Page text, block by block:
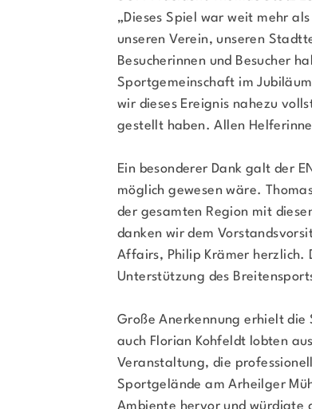
„Dieses Spiel war weit mehr
unseren Verein, unseren
Besucherinnen und Besucher
Sportgemeinschaft im
wir dieses Ereignis nahezu
gestellt haben. Allen
Ein besonderer Dank galt der
möglich gewesen wäre.
der gesamten Region mit
danken wir dem
Affairs, Philip Krämer herzlich.
Unterstützung des
Große Anerkennung erhielt die
auch Florian Kohfeldt lobten
Veranstaltung, die
Sportgelände am Arheilger
Ambiente hervor und würdigte